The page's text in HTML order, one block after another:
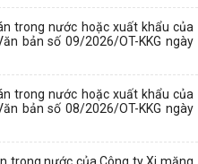
trong nước hoặc xuất khẩu của
bản số 09/2026/OT-KKG ngày
trong nước hoặc xuất khẩu của
bản số 08/2026/OT-KKG ngày